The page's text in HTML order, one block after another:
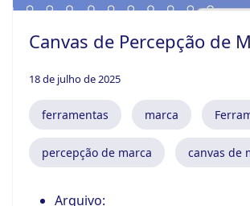
Canvas de Percepção de
18 de julho de 2025
ferramentas marca
percepção de marca canvas de
Arquivo: